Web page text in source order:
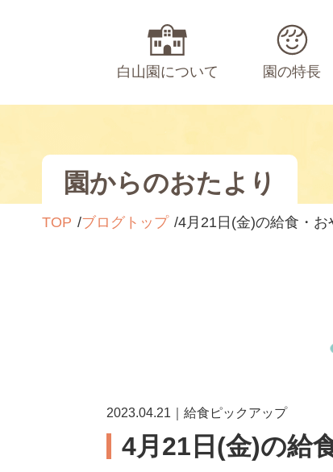
白山園について 園の特長
園からのおたより
TOP ブログトップ 4月21日(金)の給食・お
2023.04.21｜給食ピックアップ
4月21日(金)の給